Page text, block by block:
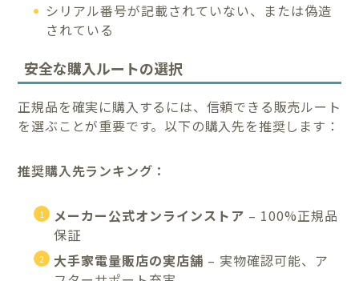
シリアル番号が記載されていない、または偽造
されている
安全な購入ルートの選択
正規品を確実に購入するには、信頼できる販売ルート
を選ぶことが重要です。以下の購入先を推奨します：
推奨購入先ランキング：
メーカー公式オンラインストア – 100%正規品
保証
大手家電量販店の実店舗 – 実物確認可能、ア